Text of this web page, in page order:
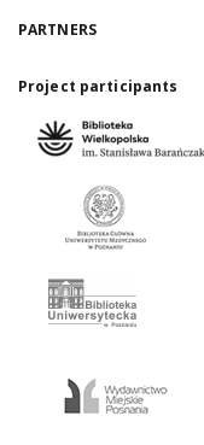
PARTNERS
Project participants